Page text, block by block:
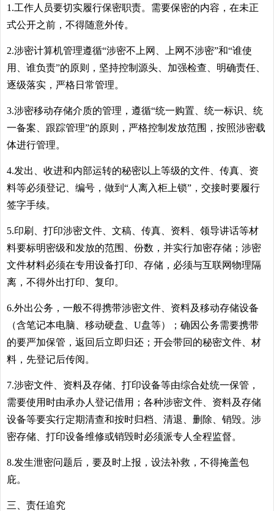
1.工作人员要切实履行保密职责。需要保密的内容，在未正
式公开之前，不得随意外传。
2.涉密计算机管理遵循“涉密不上网、上网不涉密”和“谁使
用、谁负责”的原则，坚持控制源头、加强检查、明确责任、
逐级落实，严格日常管理。
3.涉密移动存储介质的管理，遵循“统一购置、统一标识、统
一备案、跟踪管理”的原则，严格控制发放范围，按照涉密载
体进行管理。
4.发出、收进和内部运转的秘密以上等级的文件、传真、资
料等必须登记、编号，做到“人离入柜上锁”，交接时要履行
签字手续。
5.印刷、打印涉密文件、文稿、传真、资料、领导讲话等材
料要标明密级和发放的范围、份数，并实行加密存储；涉密
文件材料必须在专用设备打印、存储，必须与互联网物理隔
离，不得外出打印、复印。
6.外出公务，一般不得携带涉密文件、资料及移动存储设备
（含笔记本电脑、移动硬盘、U盘等）；确因公务需要携带
的要严加保管，返回后立即归还；开会带回的秘密文件、材
料，先登记后传阅。
7.涉密文件、资料及存储、打印设备等由综合处统一保管，
需要使用时由承办人登记借用；各种涉密文件、资料及存储
设备等要实行定期清查和按时归档、清退、删除、销毁。涉
密存储、打印设备维修或销毁时必须派专人全程监督。
8.发生泄密问题后，要及时上报，设法补救，不得掩盖包
庇。
三、责任追究